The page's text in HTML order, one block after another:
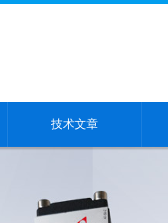
技术文章